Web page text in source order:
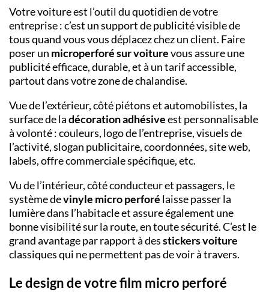
Votre voiture est l’outil du quotidien de votre
entreprise : c’est un support de publicité visible de
tous quand vous vous déplacez chez un client. Faire
poser un microperforé sur voiturevous assure une
publicité efficace, durable, et à un tarif accessible,
partout dans votre zone de chalandise.
Vue de l’extérieur, côté piétons et automobilistes, la
surface de ladécoration adhésiveest personnalisable
à volonté : couleurs, logo de l’entreprise, visuels de
l’activité, slogan publicitaire, coordonnées, site web,
labels, offre commerciale spécifique, etc.
Vu de l’intérieur, côté conducteur et passagers, le
système devinyle micro perforé laisse passer la
lumière dans l’habitacle et assure également une
bonne visibilité sur la route, en toute sécurité. C’est le
grand avantage par rapport à desstickers voiture
classiques qui ne permettent pas de voir à travers.
Le design de votre film micro perforé